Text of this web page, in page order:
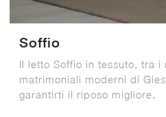
Soffio
Il letto Soffio in tessuto, tra i
matrimoniali moderni di
garantirti il riposo migliore.